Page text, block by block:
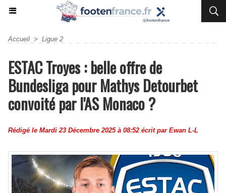
Accueil > Ligue 2
ESTAC Troyes : belle offre de
Bundesliga pour Mathys Detourbet
convoité par l'AS Monaco ?
Rédigé le Mardi 23 Décembre 2025 à 08:52 écrit par Ewan L-L